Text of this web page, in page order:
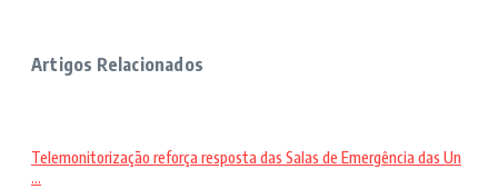
Artigos Relacionados
Telemonitorização reforça resposta das Salas de Emergência das Un
...